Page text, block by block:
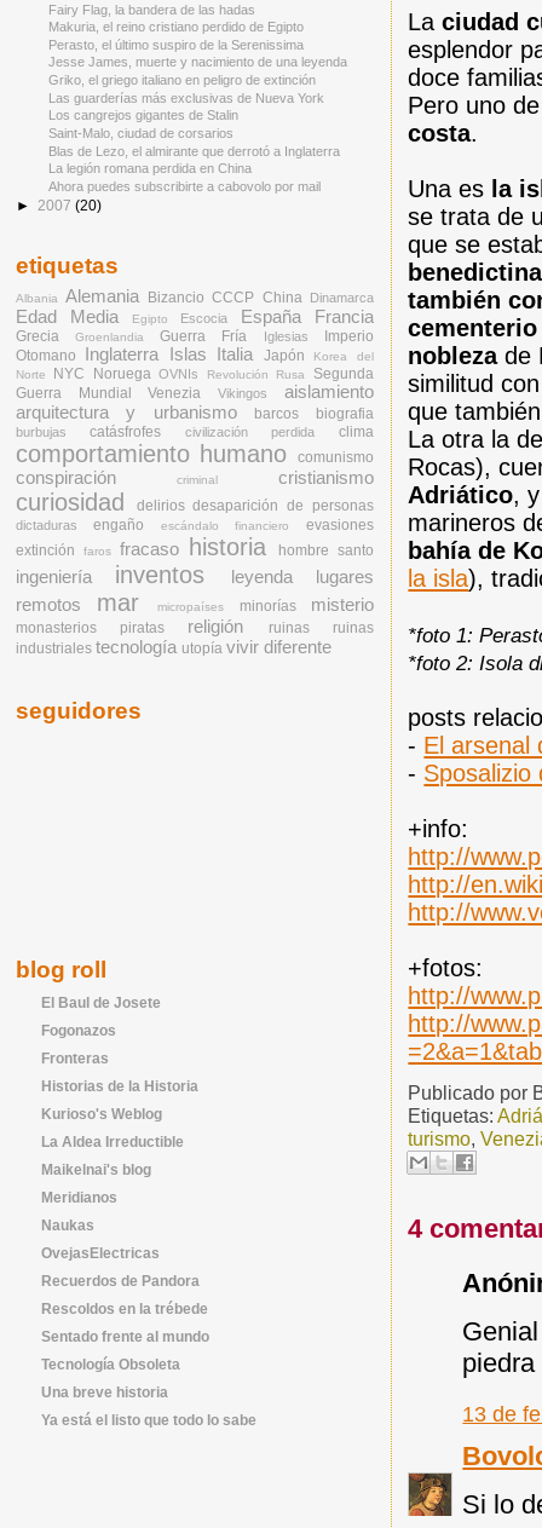
Laciudad
esplendor
doce
Pero uno
costa.
Una es la
se trata de
que se
también
noblezade
similitud
que
La otra la
Rocas),
Adriático,
marineros
bahía de
la isla),
*foto 1:
*foto 2: Isola
posts
- El arsenal
- Sposalizio
+info:
http://
http://
http://
+fotos:
http://
http://
Publicado por
Etiquetas:
turismo,
4
13 de
Si lo
Fairy Flag, la bandera de las hadas
Makuria, el reino cristiano perdido de Egipto
Perasto, el último suspiro de la Serenissima
Jesse James, muerte y nacimiento de una leyenda
Griko, el griego italiano en peligro de extinción
Las guarderías más exclusivas de Nueva York
Los cangrejos gigantes de Stalin
Saint-Malo, ciudad de corsarios
Blas de Lezo, el almirante que derrotó a Inglaterra
La legión romana perdida en China
Ahora puedes subscribirte a cabovolo por mail
► 2007 (20)
etiquetas
Albania Alemania Bizancio CCCP China Dinamarca
Edad Media Egipto Escocia España Francia
Grecia Groenlandia Guerra Fría Iglesias
Imperio
Otomano
Inglaterra Islas Italia Japón
Korea del
Norte
NYC Noruega OVNIs Revolución Rusa
Segunda
Guerra Mundial
Venezia Vikingos
aislamiento
arquitectura y urbanismo
barcos biografia
burbujas catásfrofes civilización perdida clima
comportamiento humano comunismo
conspiración criminal cristianismo
curiosidad delirios desaparición de personas
dictaduras engaño escándalo financiero
evasiones
extinción
faros fracaso historia hombre santo
ingeniería inventos leyenda
lugares
remotos
mar micropaíses minorías misterio
monasterios piratas religión ruinas
ruinas
industriales tecnología utopía vivir diferente
seguidores
blog roll
El Baul de Josete
Fogonazos
Fronteras
Historias de la Historia
Kurioso's Weblog
La Aldea Irreductible
Maikelnai's blog
Meridianos
Naukas
OvejasElectricas
Recuerdos de Pandora
Rescoldos en la trébede
Sentado frente al mundo
Tecnología Obsoleta
Una breve historia
Ya está el listo que todo lo sabe